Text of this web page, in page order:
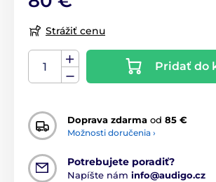
Strážiť cenu
Pridať do
Doprava zdarma od 85 €
Možnosti doručenia ›
Potrebujete poradiť?
Napíšte nám info@audigo.cz